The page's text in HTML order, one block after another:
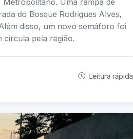
do Bosque Rodrigues Alves,
disso, um novo semáforo foi
circula pela região.
Leitura rápida